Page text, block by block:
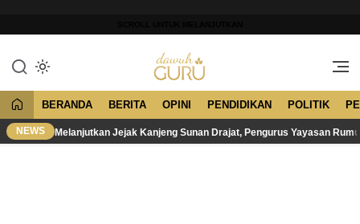
konten
Dawuh Guru
Merawat Tradisi, Membangun
BERANDA BERITA OPINI PENDIDIKAN POLITIK
NEWS Melanjutkan Jejak Kanjeng Sunan Drajat, Pengurus Yayasan